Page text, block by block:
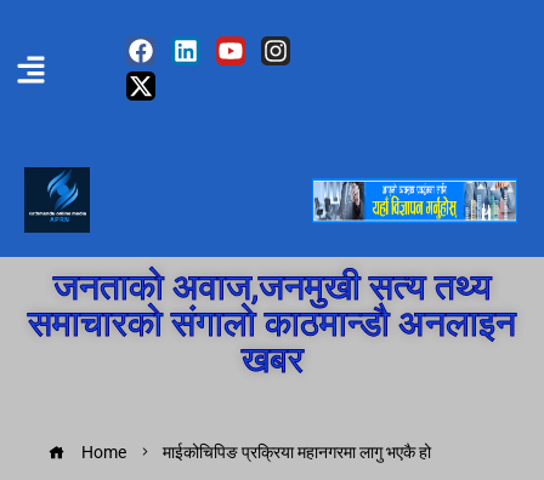
जनताको अवाज,जनमुखी सत्य तथ्य
समाचारको संगालो काठमान्डौ अनलाइन
खबर
Home माईकोचिपिङ प्रक्रिया महानगरमा लागु भएकै हो